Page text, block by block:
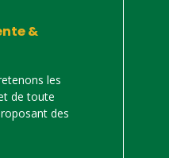
&
les
de toute
des